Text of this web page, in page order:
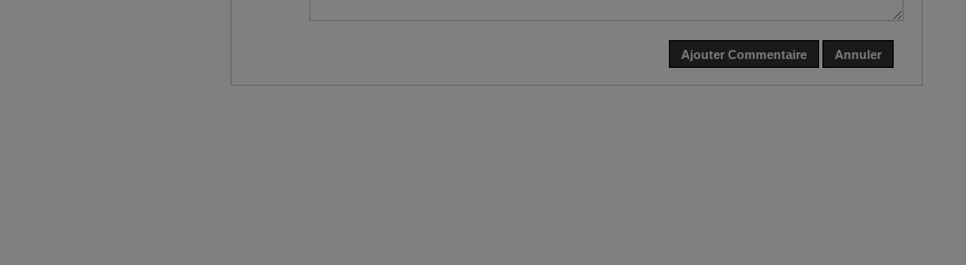
Ajouter Commentaire Annuler